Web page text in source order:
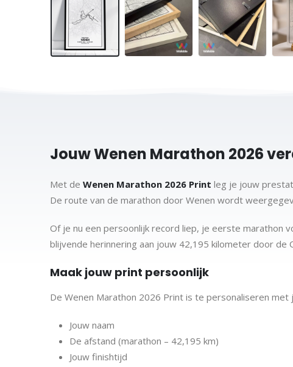
Jouw Wenen Marathon 2026
Met de Wenen Marathon 2026 Print leg je jouw
De route van de marathon door Wenen wordt
Of je nu een persoonlijk record liep, je eerste marathon
blijvende herinnering aan jouw 42,195 kilometer door de
Maak jouw print persoonlijk
De Wenen Marathon 2026 Print is te personaliseren met
Jouw naam
De afstand (marathon – 42,195 km)
Jouw finishtijd